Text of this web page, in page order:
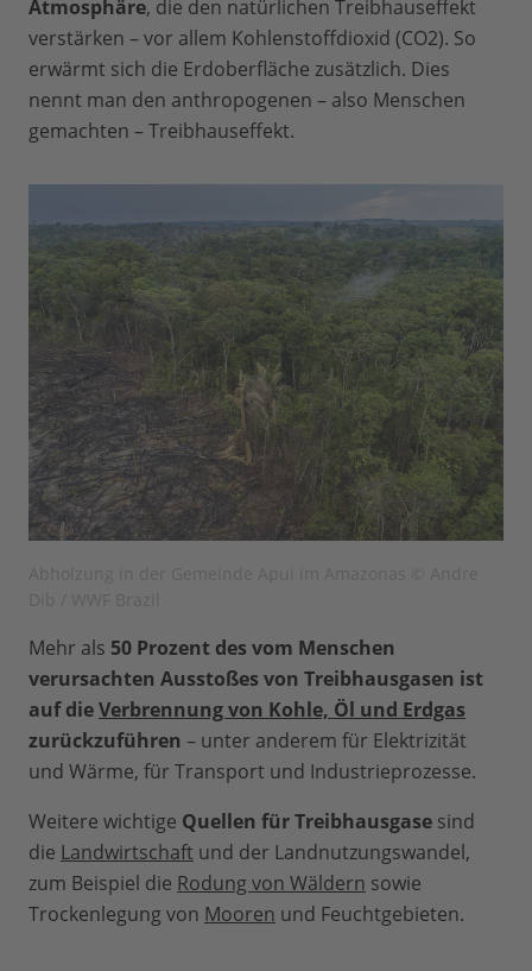
Atmosphäre, die den natürlichen Treibhauseffekt
verstärken – vor allem Kohlenstoffdioxid (CO2). So
erwärmt sich die Erdoberfläche zusätzlich. Dies
nennt man den anthropogenen – also Menschen
gemachten – Treibhauseffekt.
Mehr als 50 Prozent des vom Menschen
verursachten Ausstoßes von Treibhausgasen ist
auf dieVerbrennung von Kohle, Öl und Erdgas
zurückzuführen – unter anderem für Elektrizität
und Wärme, für Transport und Industrieprozesse.
Weitere wichtige Quellen für Treibhausgase sind
die Landwirtschaft und der Landnutzungswandel,
zum Beispiel die Rodung von Wäldern sowie
Trockenlegung von Mooren und Feuchtgebieten.